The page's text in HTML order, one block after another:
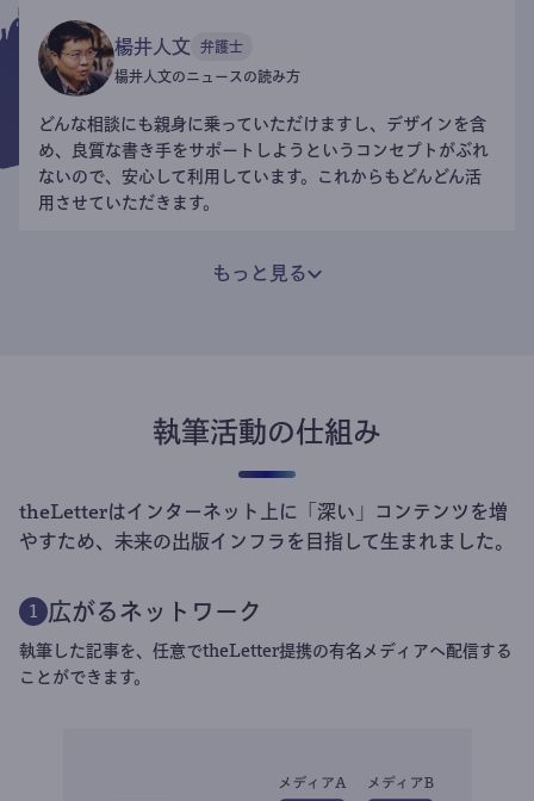
楊井人文 弁護士
楊井人文のニュースの読み方
どんな相談にも親身に乗っていただけますし、デザインを含
め、良質な書き手をサポートしようというコンセプトがぶれ
ないので、安心して利用しています。これからもどんどん活
用させていただきます。
もっと見る
執筆活動の仕組み
theLetterはインターネット上に「深い」コンテンツを増
やすため、未来の出版インフラを目指して生まれました。
1 広がるネットワーク
執筆した記事を、任意でtheLetter提携の有名メディアへ配信する
ことができます。